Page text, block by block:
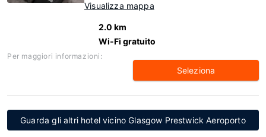
Visualizza mappa
2.0 km
Wi-Fi gratuito
Per maggiori informazioni:
Seleziona
Guarda gli altri hotel vicino Glasgow Prestwick Aeroporto